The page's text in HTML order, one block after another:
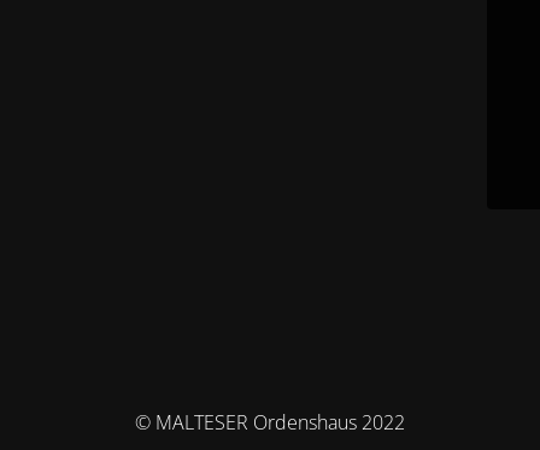
© MALTESER Ordenshaus 2022